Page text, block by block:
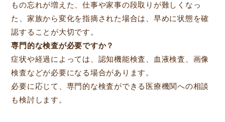
もの忘れが増えた、仕事や家事の段取りが難しくなっ
た、家族から変化を指摘された場合は、早めに状態を確
認することが大切です。
専門的な検査が必要ですか？
症状や経過によっては、認知機能検査、血液検査、画像
検査などが必要になる場合があります。
必要に応じて、専門的な検査ができる医療機関への相談
も検討します。